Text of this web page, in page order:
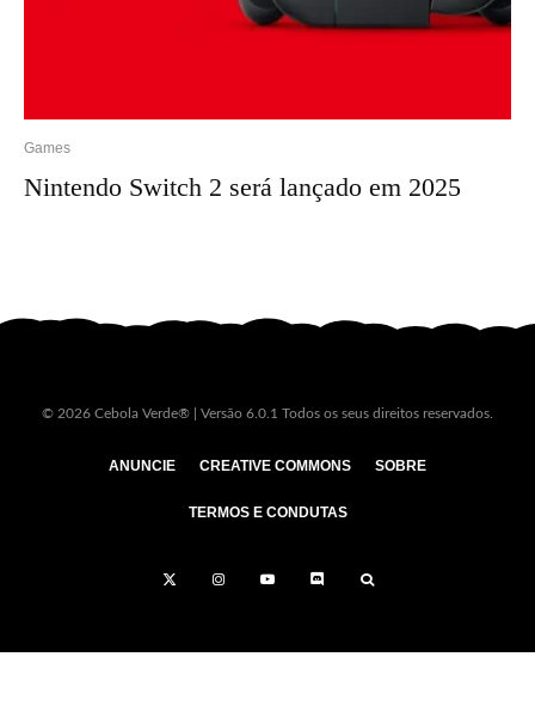
Games
Nintendo Switch 2 será lançado em 2025
© 2026 Cebola Verde® | Versão 6.0.1 Todos os seus direitos reservados.
ANUNCIE CREATIVE COMMONS SOBRE
TERMOS E CONDUTAS